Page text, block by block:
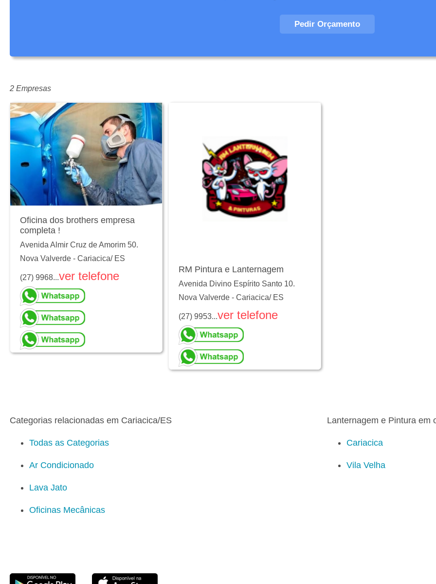
Pedir Orçamento
2 Empresas
Oficina dos brothers empresa
completa !
Avenida Almir Cruz de Amorim 50.
Nova Valverde - Cariacica/ ES
(27) 9968...ver telefone RM Pintura e Lanternagem
Avenida Divino Espírito Santo 10.
Nova Valverde - Cariacica/ ES
(27) 9953...ver telefone
Categorias relacionadas em Cariacica/ES
Todas as Categorias
Ar Condicionado
Lava Jato
Oficinas Mecânicas
Lanternagem e Pintura em
Cariacica
Vila Velha